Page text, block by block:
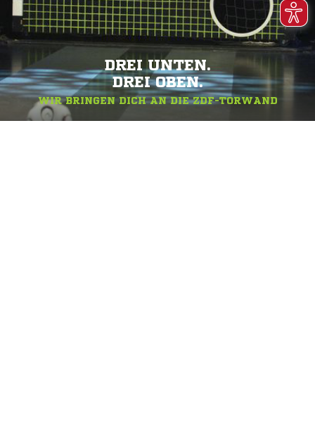
DREI UNTEN.
DREI OBEN.
WIR BRINGEN DICH AN DIE ZDF-TORWAND